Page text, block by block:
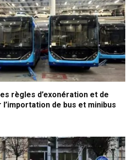
règles d’exonération et de
de bus et minibus